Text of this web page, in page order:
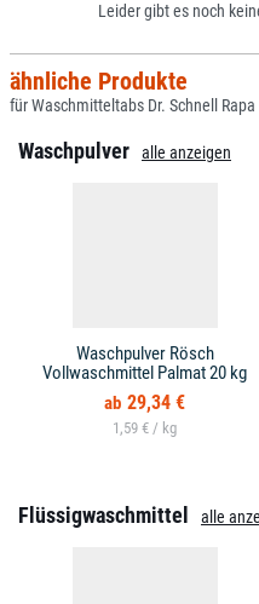
Leider gibt es noch
ähnliche Produkte
für Waschmitteltabs Dr. Schnell Rapa
Waschpulver alle anzeigen
Waschpulver Rösch
Vollwaschmittel Palmat 20 kg
29,34 €
1,59 € /
Flüssigwaschmittel alle